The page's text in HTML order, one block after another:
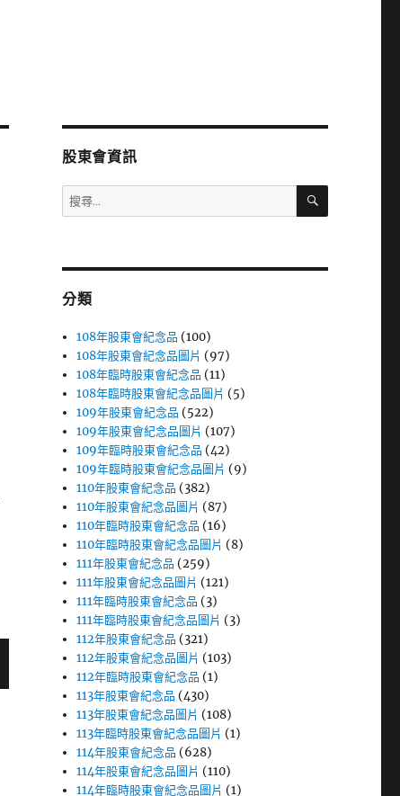
股東會資訊
搜
尋
字:
搜
分類
108年股東會紀念品 (100)
108年股東會紀念品圖片 (97)
108年臨時股東會紀念品 (11)
108年臨時股東會紀念品圖片 (5)
109年股東會紀念品 (522)
109年股東會紀念品圖片 (107)
109年臨時股東會紀念品 (42)
109年臨時股東會紀念品圖片 (9)
110年股東會紀念品 (382)
110年股東會紀念品圖片 (87)
110年臨時股東會紀念品 (16)
110年臨時股東會紀念品圖片 (8)
111年股東會紀念品 (259)
111年股東會紀念品圖片 (121)
111年臨時股東會紀念品 (3)
111年臨時股東會紀念品圖片 (3)
112年股東會紀念品 (321)
112年股東會紀念品圖片 (103)
112年臨時股東會紀念品 (1)
113年股東會紀念品 (430)
113年股東會紀念品圖片 (108)
113年臨時股東會紀念品圖片 (1)
114年股東會紀念品 (628)
114年股東會紀念品圖片 (110)
114年臨時股東會紀念品圖片 (1)